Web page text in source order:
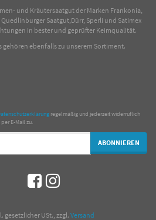
und Kräutersaatgut der Marken Frankonia,
Saatgut,Dürr, Sperli und Satimex
in bester und geprüfter Keimqualität.
gehören ebenfalls zu unserem Sortiment.
regelmäßig und jederzeit widerruflich
E-Mail zu.
ABONNIEREN
gesetzlicher USt., zzgl. Versand